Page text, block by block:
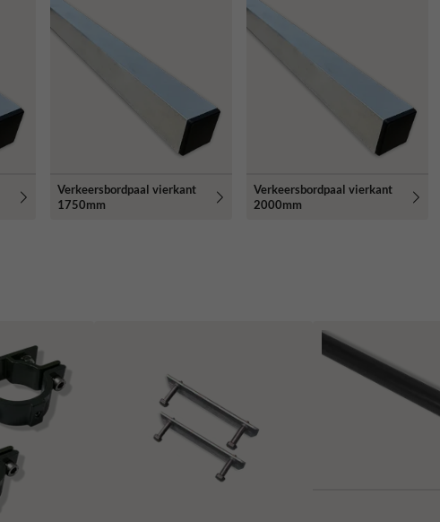
Verkeersbordpaal vierkant
1750mm
Verkeersbordpaal vierkant
2000mm